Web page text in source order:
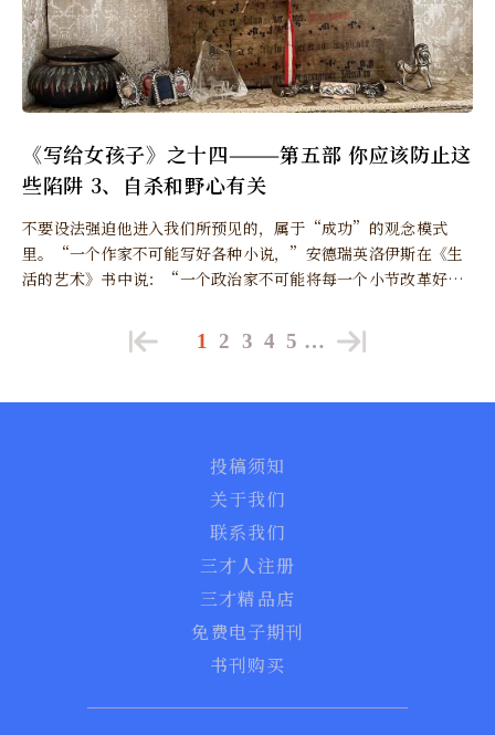
《写给女孩子》之十四———第五部 你应该防止这
些陷阱 3、自杀和野心有关
不要设法强迫他进入我们所预见的，属于“成功”的观念模式
里。“一个作家不可能写好各种小说，”安德瑞英洛伊斯在《生
活的艺术》书中说：“一个政治家不可能将每一个小节改革好；
1 2 3 4 5 …
投稿须知
关于我们
联系我们
三才人注册
三才精品店
免费电子期刊
书刊购买